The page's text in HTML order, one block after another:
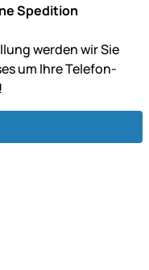
Spedition
werden wir Sie
um Ihre Telefon­